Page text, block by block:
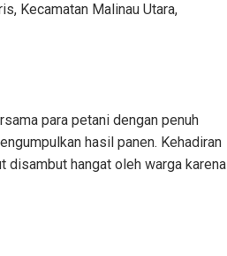
Kecamatan Malinau Utara,
para petani dengan penuh
hasil panen. Kehadiran
hangat oleh warga karena